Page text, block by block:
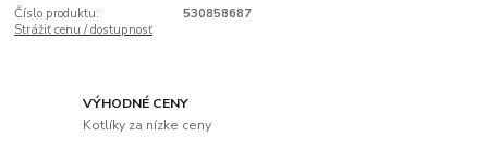
Číslo produktu:
530858687
Strážiť cenu / dostupnosť
VÝHODNÉ CENY
Kotlíky za nízke ceny